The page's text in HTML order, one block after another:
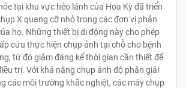
tại khu vực hẻo lánh của Hoa Kỳ đã triển
X quang cỡ nhỏ trong các đơn vị phản
họ. Những thiết bị di động này cho phép
cứu thực hiện chụp ảnh tại chỗ cho bệnh
từ đó giảm đáng kể thời gian cần thiết để
trị. Với khả năng chụp ảnh độ phân giải
các môi trường khắc nghiệt, các máy chụp